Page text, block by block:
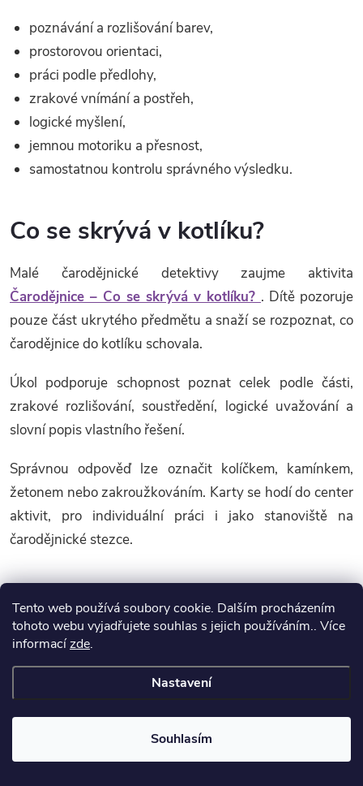
Tento web používá soubory cookie. Dalším procházením
tohoto webu vyjadřujete souhlas s jejich používáním.. Více
informacízde.
Nastavení
Souhlasím
poznávání a rozlišování barev,
prostorovou orientaci,
práci podle předlohy,
zrakové vnímání a postřeh,
logické myšlení,
jemnou motoriku a přesnost,
samostatnou kontrolu správného výsledku.
Co se skrývá v kotlíku?
Malé čarodějnické detektivy zaujme aktivita
Čarodějnice – Co se skrývá v kotlíku? . Dítě pozoruje
pouze část ukrytého předmětu a snaží se rozpoznat, co
čarodějnice do kotlíku schovala.
Úkol podporuje schopnost poznat celek podle části,
zrakové rozlišování, soustředění, logické uvažování a
slovní popis vlastního řešení.
Správnou odpověď lze označit kolíčkem, kamínkem,
žetonem nebo zakroužkováním. Karty se hodí do center
aktivit, pro individuální práci i jako stanoviště na
čarodějnické stezce.
Čarodějnické kotlíky –
prosvětlovací obrázky
Tajemné objevování pomocí světla nabízejí
Čarodějnické kotlíky – prosvětlovací obrázky
Na první pohled dítě vidí obrázek čarodějnického
kotlíku. Po přiložení k oknu, lampě, baterce nebo